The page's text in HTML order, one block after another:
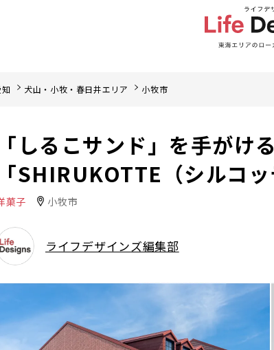
犬山・小牧・春日井エリア 小牧市
「しるこサンド」を手がけ
「SHIRUKOTTE（シルコ
菓子 小牧市
ライフデザインズ編集部